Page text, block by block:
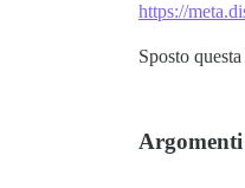
https://
Sposto